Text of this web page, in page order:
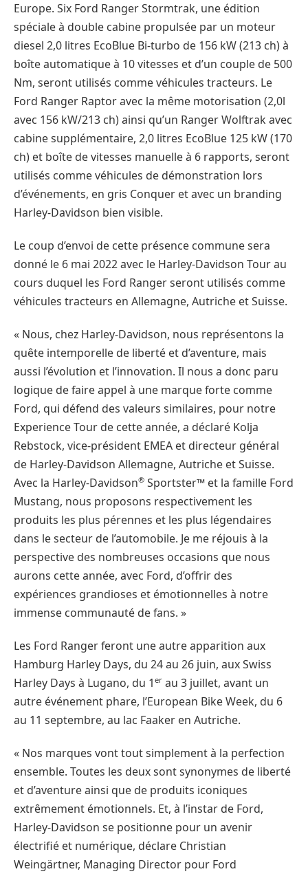
Europe. Six Ford Ranger Stormtrak, une édition
spéciale à double cabine propulsée par un moteur
diesel 2,0 litres EcoBlue Bi-turbo de 156 kW (213 ch) à
boîte automatique à 10 vitesses et d’un couple de 500
Nm, seront utilisés comme véhicules tracteurs. Le
Ford Ranger Raptor avec la même motorisation (2,0l
avec 156 kW/213 ch) ainsi qu’un Ranger Wolftrak avec
cabine supplémentaire, 2,0 litres EcoBlue 125 kW (170
ch) et boîte de vitesses manuelle à 6 rapports, seront
utilisés comme véhicules de démonstration lors
d’événements, en gris Conquer et avec un branding
Harley-Davidson bien visible.
Le coup d’envoi de cette présence commune sera
donné le 6 mai 2022 avec le Harley-Davidson Tour au
cours duquel les Ford Ranger seront utilisés comme
véhicules tracteurs en Allemagne, Autriche et Suisse.
« Nous, chez Harley-Davidson, nous représentons la
quête intemporelle de liberté et d’aventure, mais
aussi l’évolution et l’innovation. Il nous a donc paru
logique de faire appel à une marque forte comme
Ford, qui défend des valeurs similaires, pour notre
Experience Tour de cette année, a déclaré Kolja
Rebstock, vice-président EMEA et directeur général
de Harley-Davidson Allemagne, Autriche et Suisse.
Avec la Harley-Davidson® Sportster™ et la famille Ford
Mustang, nous proposons respectivement les
produits les plus pérennes et les plus légendaires
dans le secteur de l’automobile. Je me réjouis à la
perspective des nombreuses occasions que nous
aurons cette année, avec Ford, d’offrir des
expériences grandioses et émotionnelles à notre
immense communauté de fans. »
Les Ford Ranger feront une autre apparition aux
Hamburg Harley Days, du 24 au 26 juin, aux Swiss
Harley Days à Lugano, du 1 er au 3 juillet, avant un
autre événement phare, l’European Bike Week, du 6
au 11 septembre, au lac Faaker en Autriche.
« Nos marques vont tout simplement à la perfection
ensemble. Toutes les deux sont synonymes de liberté
et d’aventure ainsi que de produits iconiques
extrêmement émotionnels. Et, à l’instar de Ford,
Harley-Davidson se positionne pour un avenir
électrifié et numérique, déclare Christian
Weingärtner, Managing Director pour Ford